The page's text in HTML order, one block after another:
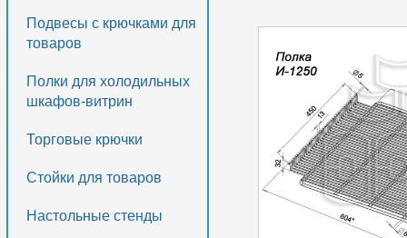
Подвесы с крючками для
товаров
Полки для холодильных
шкафов-витрин
Торговые крючки
Стойки для товаров
Настольные стенды